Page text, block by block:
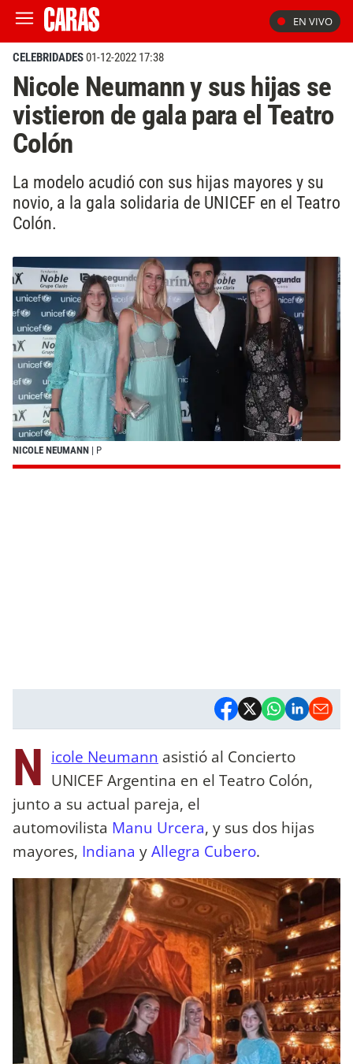
EN VIVO
CELEBRIDADES01-12-2022 17:38
Nicole Neumann y sus hijas se
vistieron de gala para el Teatro
Colón
La modelo acudió con sus hijas mayores y su
novio, a la gala solidaria de UNICEF en el Teatro
Colón.
NICOLE NEUMANN | P
N icole Neumann asistió al Concierto
UNICEF Argentina en el Teatro Colón,
junto a su actual pareja, el
automovilista Manu Urcera, y sus dos hijas
mayores, Indiana yAllegra Cubero.